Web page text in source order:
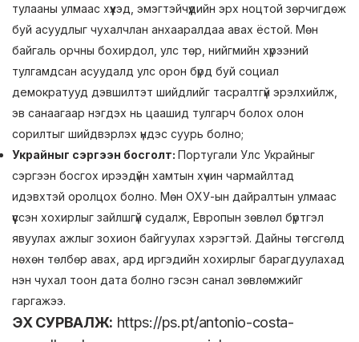
тулааны улмаас хүүхэд, эмэгтэйчүүдийн эрх ноцтой зөрчигдөж
буй асуудлыг чухалчлан анхааралдаа авах ёстой. Мөн
байгаль орчны бохирдол, улс төр, нийгмийн хүрээний
тулгамдсан асуудалд улс орон бүрд буй социал
демократууд дэвшилтэт шийдлийг тасралтгүй эрэлхийлж,
эв санаагаар нэгдэх нь цаашид тулгарч болох олон
сорилтыг шийдвэрлэх үндэс суурь болно;
Украйныг сэргээн босголт: Португали Улс Украйныг
сэргээн босгох ирээдүйн хамтын хүчин чармайлтад
идэвхтэй оролцох болно. Мөн ОХУ-ын дайралтын улмаас
үүссэн хохирлыг зайлшгүй судалж, Европын зөвлөл бүртгэл
явуулах ажлыг зохион байгуулах хэрэгтэй. Дайны төгсгөлд
нөхөн төлбөр авах, ард иргэдийн хохирлыг барагдуулахад
нэн чухал тоон дата болно гэсэн санал зөвлөмжийг
гаргажээ.
ЭХ СУРВАЛЖ: https://ps.pt/antonio-costa-